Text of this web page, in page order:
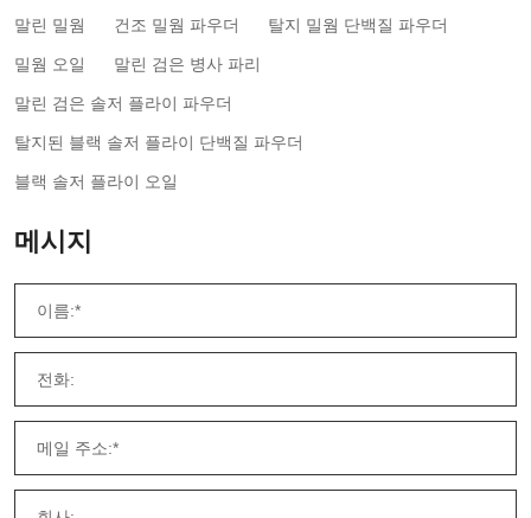
말린 밀웜 건조 밀웜 파우더 탈지 밀웜 단백질 파우더
밀웜 오일 말린 검은 병사 파리
말린 검은 솔저 플라이 파우더
탈지된 블랙 솔저 플라이 단백질 파우더
블랙 솔저 플라이 오일
메시지